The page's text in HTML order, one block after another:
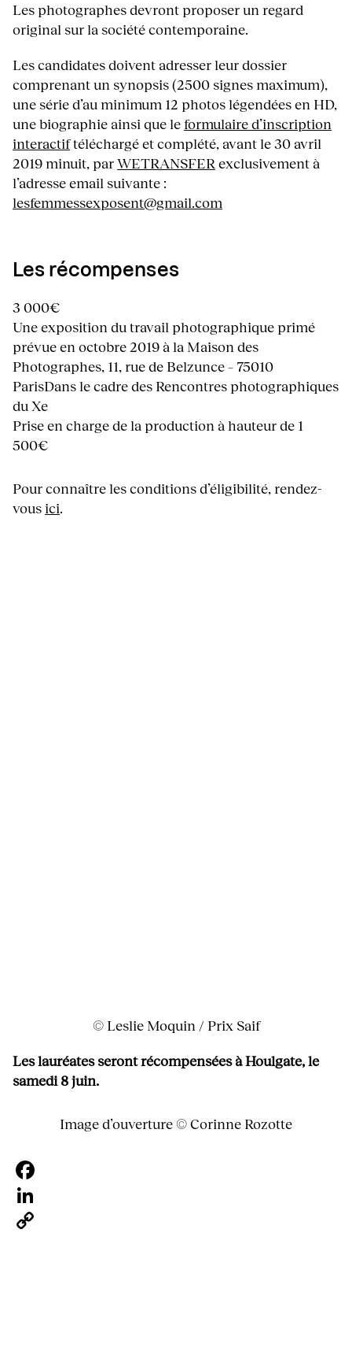
Les photographes devront proposer un regard
original sur la société contemporaine.
Les candidates doivent adresser leur dossier
comprenant un synopsis (2500 signes maximum),
une série d’au minimum 12 photos légendées en HD,
une biographie ainsi que leformulaire d’inscription
interactiftéléchargé et complété, avant le 30 avril
2019 minuit, parWETRANSFER exclusivement à
l’adresse email suivante :
lesfemmessexposent@gmail.com
Les récompenses
3 000€
Une exposition du travail photographique primé
prévue en octobre 2019 à la Maison des
Photographes, 11, rue de Belzunce – 75010
ParisDans le cadre des Rencontres photographiques
du Xe
Prise en charge de la production à hauteur de 1
500€
Pour connaître les conditions d’éligibilité, rendez-
vousici.
© Leslie Moquin / Prix Saif
Les lauréates seront récompensées à Houlgate, le
samedi 8 juin.
Image d’ouverture © Corinne Rozotte
Facebook
LinkedIn